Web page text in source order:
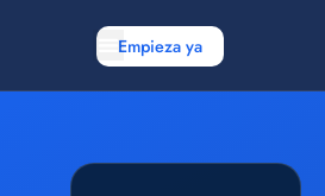
Empieza ya